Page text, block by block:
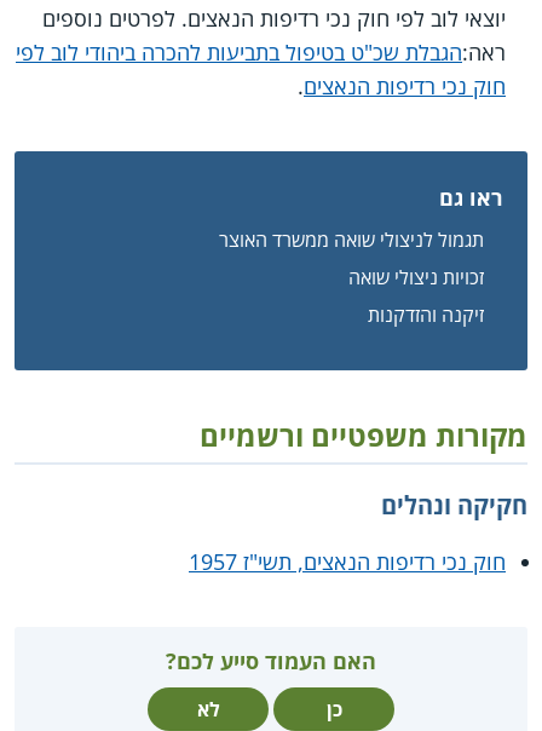
יוצאי לוב לפי חוק נכי רדיפות הנאצים. לפרטים נוספים
ראה:הגבלת שכ"ט בטיפול בתביעות להכרה ביהודי לוב לפי
חוק נכי רדיפות הנאצים.
ראו גם
תגמול לניצולי שואה ממשרד האוצר
זכויות ניצולי שואה
זיקנה והזדקנות
מקורות משפטיים ורשמיים
חקיקה ונהלים
חוק נכי רדיפות הנאצים, תשי"ז 1957
האם העמוד סייע לכם?
כן לא